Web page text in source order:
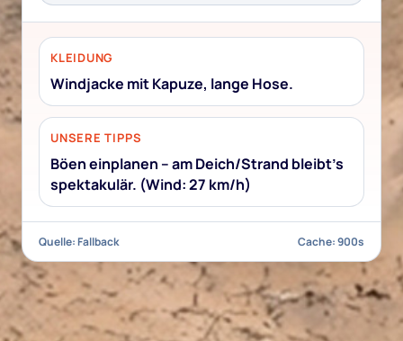
KLEIDUNG
Windjacke mit Kapuze, lange Hose.
UNSERE TIPPS
Böen einplanen – am Deich/Strand bleibt’s
spektakulär. (Wind: 27 km/h)
Quelle: Fallback Cache: 900s